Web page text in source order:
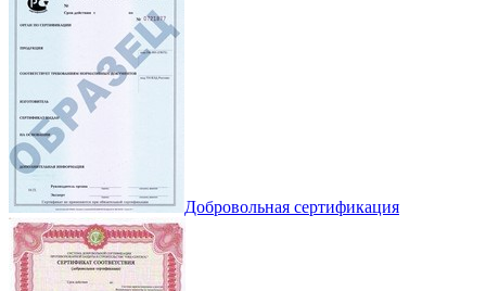
Добровольная сертификация